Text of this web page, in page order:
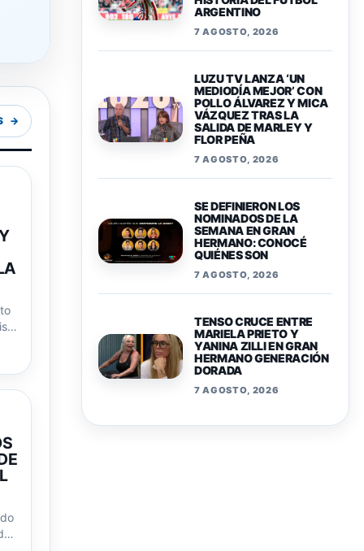
ARGENTINO
7 AGOSTO, 2026
LUZU TV LANZA ‘UN
MEDIODÍA MEJOR’ CON
POLLO ÁLVAREZ Y MICA
VÁZQUEZ TRAS LA
SALIDA DE MARLEY Y
FLOR PEÑA
7 AGOSTO, 2026
SE DEFINIERON LOS
NOMINADOS DE LA
SEMANA EN GRAN
HERMANO: CONOCÉ
QUIÉNES SON
7 AGOSTO, 2026
TENSO CRUCE ENTRE
MARIELA PRIETO Y
YANINA ZILLI EN GRAN
HERMANO GENERACIÓN
DORADA
7 AGOSTO, 2026